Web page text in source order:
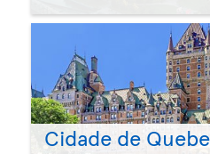
Cidade de